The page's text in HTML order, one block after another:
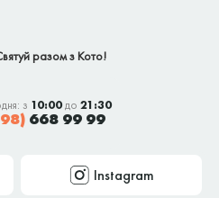
разом з Кото!
з 10:00до 21:30
668 99 99
Instagram